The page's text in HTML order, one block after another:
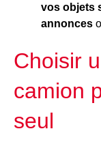
vos objets
annonces
Choisir
camion
seul